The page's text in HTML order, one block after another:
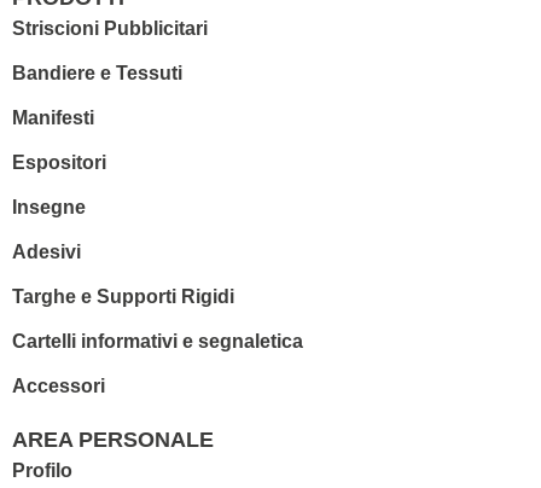
Striscioni Pubblicitari
Bandiere e Tessuti
Manifesti
Espositori
Insegne
Adesivi
Targhe e Supporti Rigidi
Cartelli informativi e segnaletica
Accessori
AREA PERSONALE
Profilo